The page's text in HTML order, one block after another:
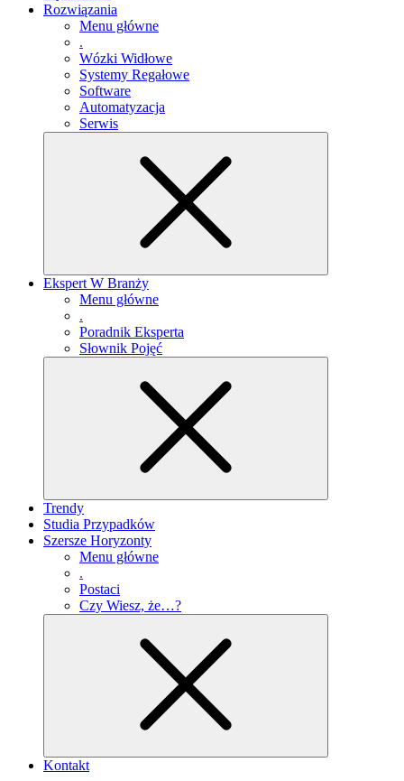
Rozwiązania
Menu główne
.
Wózki Widłowe
Systemy Regałowe
Software
Automatyzacja
Serwis
Ekspert W Branży
Menu główne
.
Poradnik Eksperta
Słownik Pojęć
Trendy
Studia Przypadków
Szersze Horyzonty
Menu główne
.
Postaci
Czy Wiesz, że…?
Kontakt